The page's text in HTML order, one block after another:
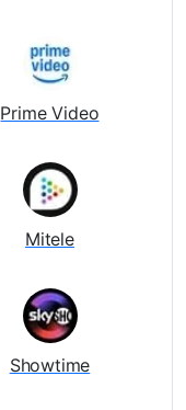
Prime Video
Mitele
Showtime